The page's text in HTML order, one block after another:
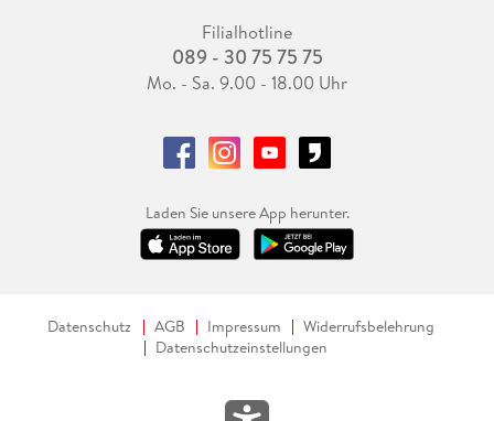
Filialhotline
089 - 30 75 75 75
Mo. - Sa. 9.00 - 18.00 Uhr
Laden Sie unsere App herunter.
Datenschutz AGB Impressum
Widerrufsbelehrung
Datenschutzeinstellungen